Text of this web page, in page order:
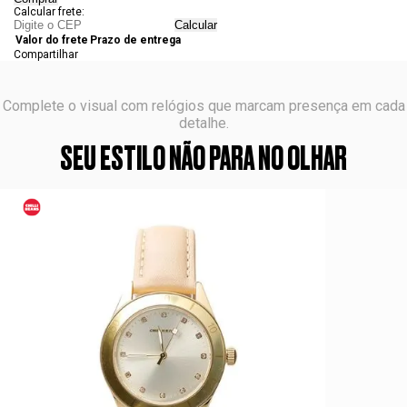
Calcular frete:
Calcular
Valor do frete Prazo de entrega
Compartilhar
Complete o visual com relógios que marcam presença em cada
detalhe.
SEU ESTILO NÃO PARA NO OLHAR